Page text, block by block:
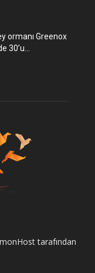
ormanı Greenox
30’u...
tarafından